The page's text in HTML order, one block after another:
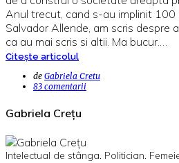
Anul trecut, cand s-au implinit 100
Salvador Allende, am scris despre
ca au mai scris si altii. Ma bucur.…
Citește articolul
de Gabriela Cretu
83 comentarii
Gabriela Crețu
Intelectual de stânga. Politician.